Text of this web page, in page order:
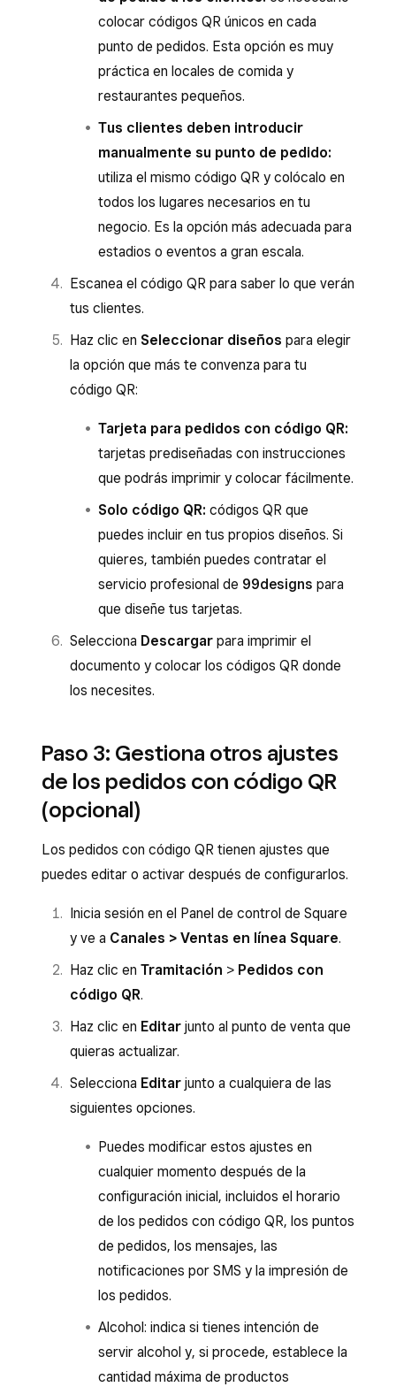
colocar códigos QR únicos en cada
punto de pedidos. Esta opción es muy
práctica en locales de comida y
restaurantes pequeños.
Tus clientes deben introducir
manualmente su punto de pedido:
utiliza el mismo código QR y colócalo en
todos los lugares necesarios en tu
negocio. Es la opción más adecuada para
estadios o eventos a gran escala.
Escanea el código QR para saber lo que verán
tus clientes.
Haz clic en Seleccionar diseños para elegir
la opción que más te convenza para tu
código QR:
Tarjeta para pedidos con código QR:
tarjetas prediseñadas con instrucciones
que podrás imprimir y colocar fácilmente.
Solo código QR: códigos QR que
puedes incluir en tus propios diseños. Si
quieres, también puedes contratar el
servicio profesional de 99designs para
que diseñe tus tarjetas.
Selecciona Descargar para imprimir el
documento y colocar los códigos QR donde
los necesites.
Paso 3: Gestiona otros ajustes
de los pedidos con código QR
(opcional)
Los pedidos con código QR tienen ajustes que
puedes editar o activar después de configurarlos.
Inicia sesión en el Panel de control de Square
y ve a Canales > Ventas en línea Square.
Haz clic en Tramitación > Pedidos con
código QR.
Haz clic en Editar junto al punto de venta que
quieras actualizar.
Selecciona Editar junto a cualquiera de las
siguientes opciones.
Puedes modificar estos ajustes en
cualquier momento después de la
configuración inicial, incluidos el horario
de los pedidos con código QR, los puntos
de pedidos, los mensajes, las
notificaciones por SMS y la impresión de
los pedidos.
Alcohol: indica si tienes intención de
servir alcohol y, si procede, establece la
cantidad máxima de productos